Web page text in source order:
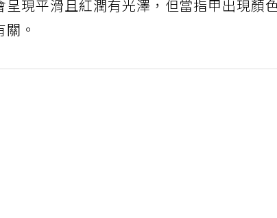
現平滑且紅潤有光澤，但當指甲出現顏
。